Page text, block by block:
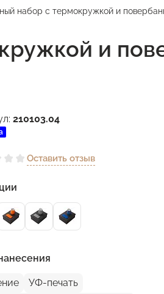
набор с термокружкой и
и
210103.04
Оставить отзыв
УФ-печать